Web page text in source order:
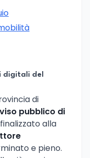
digitali del
di
pubblico di
finalizzato alla
e pieno.